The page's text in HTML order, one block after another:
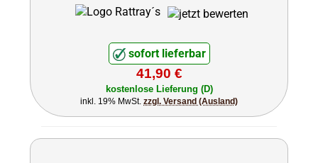
sofort lieferbar
41,90 €
kostenlose Lieferung (D)
inkl. 19% MwSt. zzgl. Versand (Ausland)